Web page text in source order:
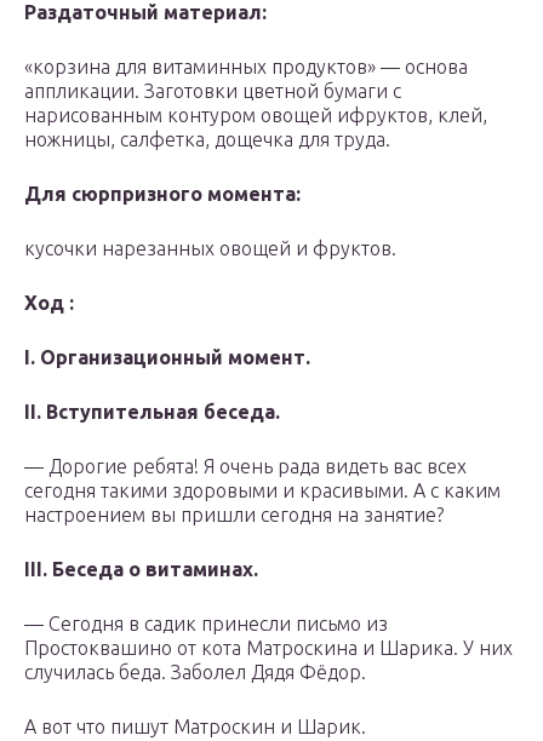
Раздаточный материал:
«корзина для витаминных продуктов» — основа
аппликации. Заготовки цветной бумаги с
нарисованным контуром овощей ифруктов, клей,
ножницы, салфетка, дощечка для труда.
Для сюрпризного момента:
кусочки нарезанных овощей и фруктов.
Ход :
I. Организационный момент.
II. Вступительная беседа.
— Дорогие ребята! Я очень рада видеть вас всех
сегодня такими здоровыми и красивыми. А с каким
настроением вы пришли сегодня на занятие?
III. Беседа о витаминах.
— Сегодня в садик принесли письмо из
Простоквашино от кота Матроскина и Шарика. У них
случилась беда. Заболел Дядя Фёдор.
А вот что пишут Матроскин и Шарик.